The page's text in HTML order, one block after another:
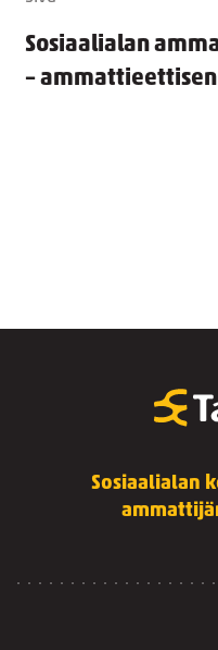
Sosiaalialan
–
Sosiaalialan